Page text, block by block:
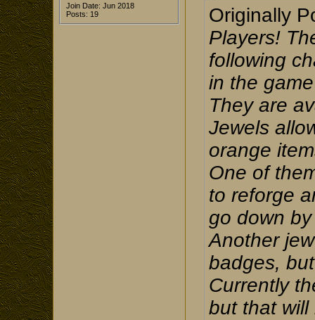
Join Date: Jun 2018
Posts: 19
Originally
Players!
following
in the
They are
Jewels
orange
One of
to reforge
go down
Another
badges,
Currently
but that will